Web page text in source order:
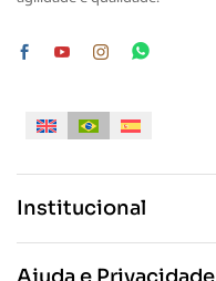
Institucional